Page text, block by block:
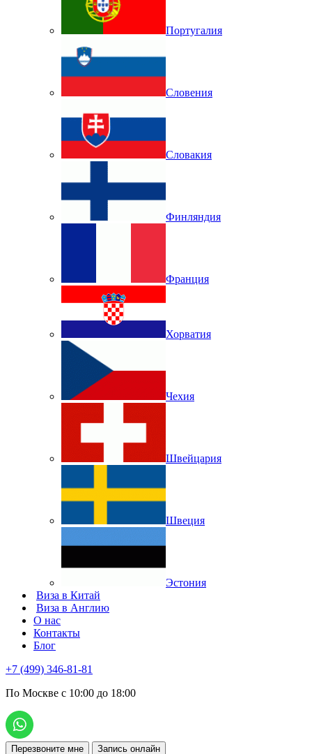
Португалия
Словения
Словакия
Финляндия
Франция
Хорватия
Чехия
Швейцария
Швеция
Эстония
Виза в Китай
Виза в Англию
О нас
Контакты
Блог
+7 (499) 346-81-81
По Москве с 10:00 до 18:00
Перезвоните мне Запись онлайн